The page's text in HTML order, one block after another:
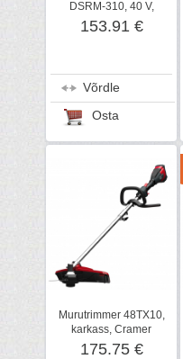
DSRM-310, 40 V,
karkass, ECHO
153.91 €
Võrdle
Osta
Murutrimmer 48TX10,
karkass, Cramer
175.75 €